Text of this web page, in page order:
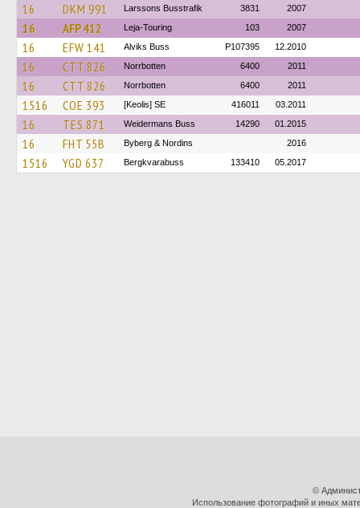
16 DKM 991 Larssons Busstrafik 3831 2007
16 AFP 412 Leja-Touring 103 2007
16 EFW 141 Alviks Buss P107395 12.2010
16 CTT 826 Norrbotten 6400 2011
16 CTT 826 Norrbotten 6400 2011
1516 COE 393 [Keolis] SE 416011 03.2011
16 TES 871 Weidermans Buss 14290 01.2015
16 FHT 55B Byberg & Nordins 2016
1516 YGD 637 Bergkvarabuss 133410 05.2017
©
Использование фотографий и иных